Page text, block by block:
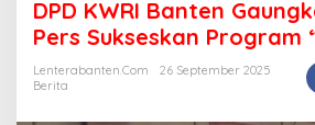
Banten
Gaungkan
Peran
Pers
DPD KWRI Banten
Pers Sukseskan Program
Lenterabanten.com
26 September 2025
Berita